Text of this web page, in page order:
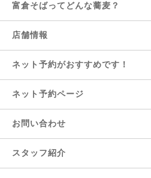
富倉そばってどんな蕎麦？
店舗情報
ネット予約がおすすめです！
ネット予約ページ
お問い合わせ
スタッフ紹介